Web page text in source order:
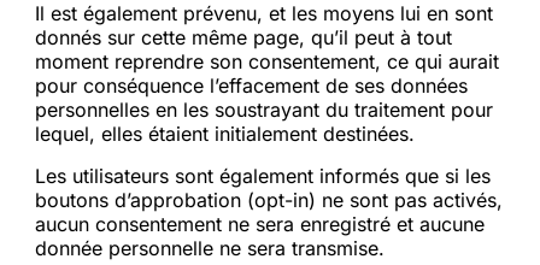
Il est également prévenu, et les moyens lui en sont
donnés sur cette même page, qu’il peut à tout
moment reprendre son consentement, ce qui aurait
pour conséquence l’effacement de ses données
personnelles en les soustrayant du traitement pour
lequel, elles étaient initialement destinées.
Les utilisateurs sont également informés que si les
boutons d’approbation (opt-in) ne sont pas activés,
aucun consentement ne sera enregistré et aucune
donnée personnelle ne sera transmise.